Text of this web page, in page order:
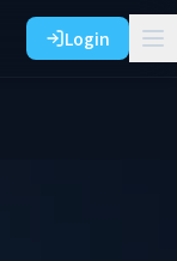
Login